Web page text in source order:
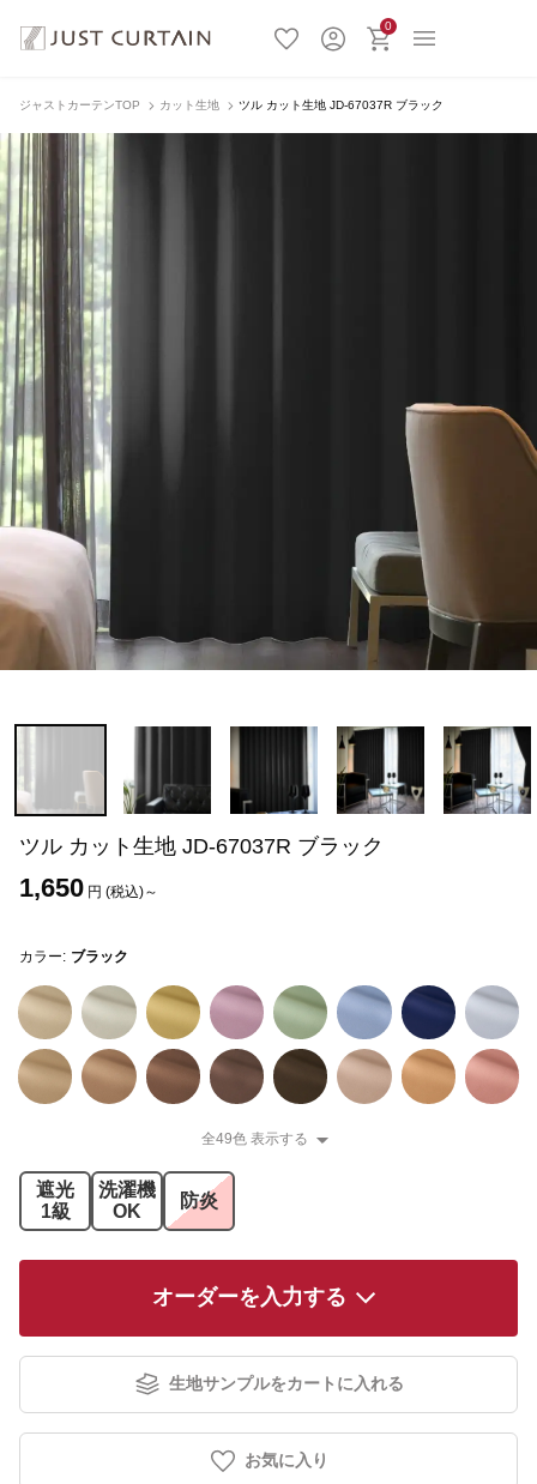
0
ジャストカーテンTOP カット生地 ツル カット生地 JD-67037R ブラック
ツル カット生地 JD-67037R ブラック
1,650 円 (税込)～
カラー: ブラック
全49色 表示する
遮光
1級
洗濯機
OK
防炎
オーダーを入力する
生地サンプルをカートに入れる
お気に入り